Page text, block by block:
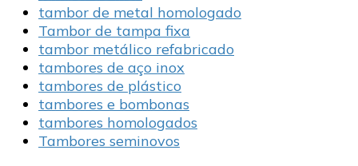
tambor de metal homologado
Tambor de tampa fixa
tambor metálico refabricado
tambores de aço inox
tambores de plástico
tambores e bombonas
tambores homologados
Tambores seminovos